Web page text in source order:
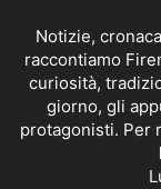
Notizie,
raccontiamo
curiosità,
giorno, gli
protagonisti. Per